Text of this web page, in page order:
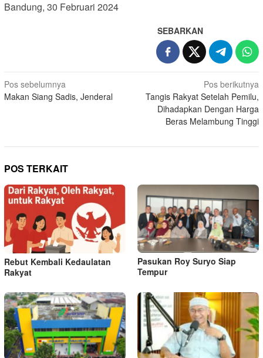
Bandung, 30 Februari 2024
SEBARKAN
Navigasi
pos
Pos sebelumnya
Makan Siang Sadis, Jenderal
Pos berikutnya
Tangis Rakyat Setelah Pemilu,
Dihadapkan Dengan Harga
Beras Melambung Tinggi
POS TERKAIT
Rebut Kembali Kedaulatan
Rakyat
Pasukan Roy Suryo Siap
Tempur